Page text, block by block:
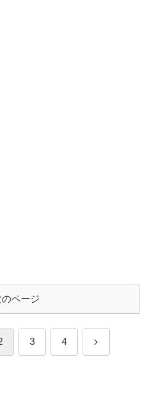
のページ
3 4 次